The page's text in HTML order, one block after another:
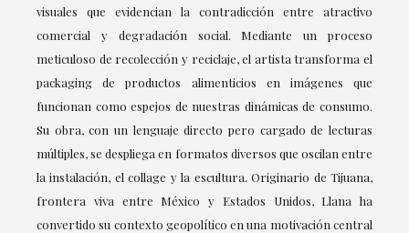
visuales que evidencian la contradicción entre atractivo
comercial y degradación social. Mediante un proceso
meticuloso de recolección y reciclaje, el artista transforma el
packaging de productos alimenticios en imágenes que
funcionan como espejos de nuestras dinámicas de consumo.
Su obra, con un lenguaje directo pero cargado de lecturas
múltiples, se despliega en formatos diversos que oscilan entre
la instalación, el collage y la escultura. Originario de Tijuana,
frontera viva entre México y Estados Unidos, Llana ha
convertido su contexto geopolítico en una motivación central